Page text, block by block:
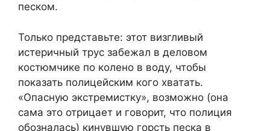
песком.
Только представьте: этот визгливый
истеричный трус забежал в деловом
костюмчике по колено в воду, чтобы
показать полицейским кого хватать.
«Опасную экстремистку», возможно (она
сама это отрицает и говорит, что полиция
обозналась) кинувшую горсть песка в